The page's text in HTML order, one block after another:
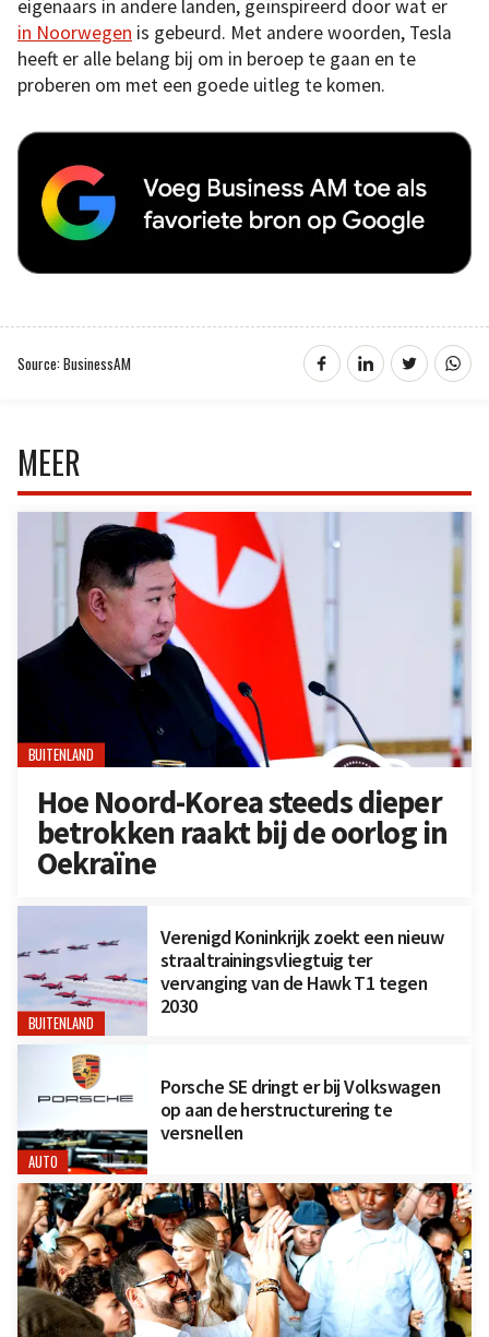
eigenaars in andere landen, geïnspireerd door wat er
in Noorwegen is gebeurd. Met andere woorden, Tesla
heeft er alle belang bij om in beroep te gaan en te
proberen om met een goede uitleg te komen.
Source: BusinessAM
MEER
BUITENLAND
Hoe Noord-Korea steeds dieper
betrokken raakt bij de oorlog in
Oekraïne
BUITENLAND
Verenigd Koninkrijk zoekt een nieuw
straaltrainingsvliegtuig ter
vervanging van de Hawk T1 tegen
2030
AUTO
Porsche SE dringt er bij Volkswagen
op aan de herstructurering te
versnellen